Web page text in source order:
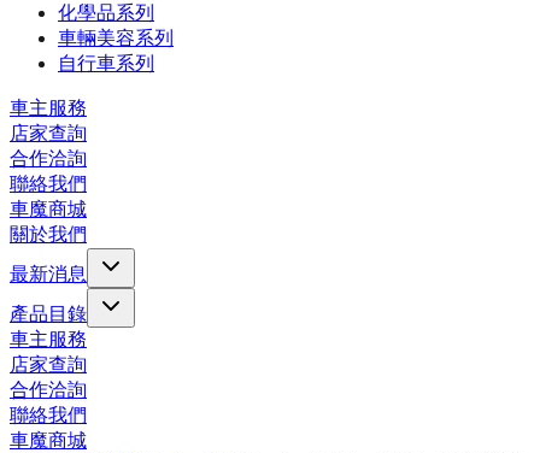
化學品系列
車輛美容系列
自行車系列
車主服務
店家查詢
合作洽詢
聯絡我們
車魔商城
關於我們
最新消息
產品目錄
車主服務
店家查詢
合作洽詢
聯絡我們
車魔商城